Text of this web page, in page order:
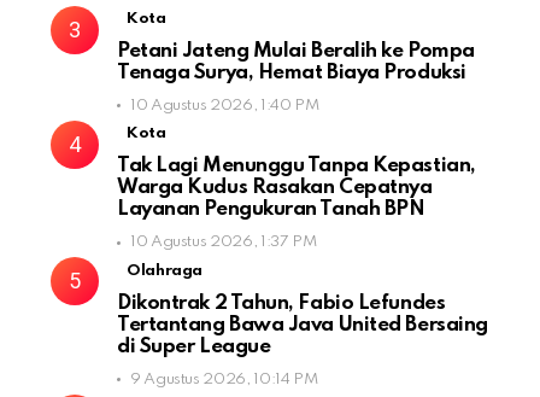
Kota
Petani Jateng Mulai Beralih ke Pompa
Tenaga Surya, Hemat Biaya Produksi
10 Agustus 2026, 1:40 PM
Kota
Tak Lagi Menunggu Tanpa Kepastian,
Warga Kudus Rasakan Cepatnya
Layanan Pengukuran Tanah BPN
10 Agustus 2026, 1:37 PM
Olahraga
Dikontrak 2 Tahun, Fabio Lefundes
Tertantang Bawa Java United Bersaing
di Super League
9 Agustus 2026, 10:14 PM